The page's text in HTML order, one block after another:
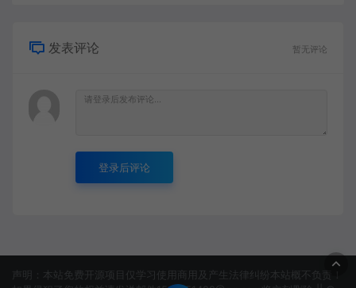
发表评论 暂无评论
登录后评论
声明：本站免费开源项目仅学习使用商用及产生法律纠纷本站概不负责！